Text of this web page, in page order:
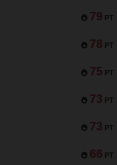
79 PT
78 PT
75 PT
73 PT
73 PT
66 PT